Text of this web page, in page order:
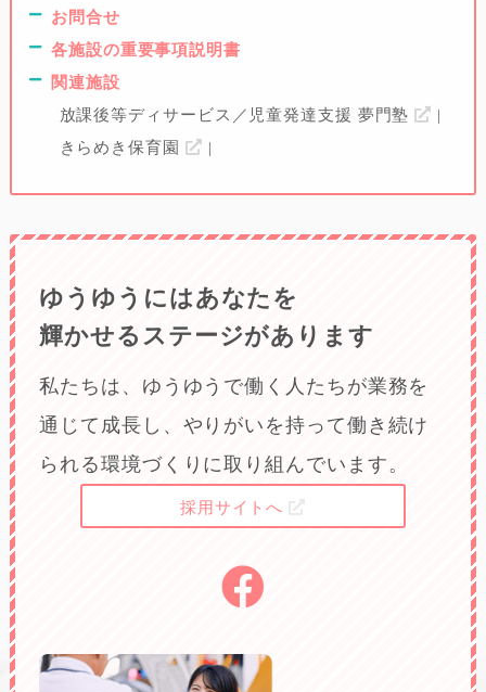
お問合せ
各施設の重要事項説明書
関連施設
放課後等ディサービス／児童発達支援 夢門塾
きらめき保育園
ゆうゆうにはあなたを
輝かせるステージがあります
私たちは、ゆうゆうで働く人たちが業務を
通じて成長し、やりがいを持って働き続け
られる環境づくりに取り組んでいます。
採用サイトへ